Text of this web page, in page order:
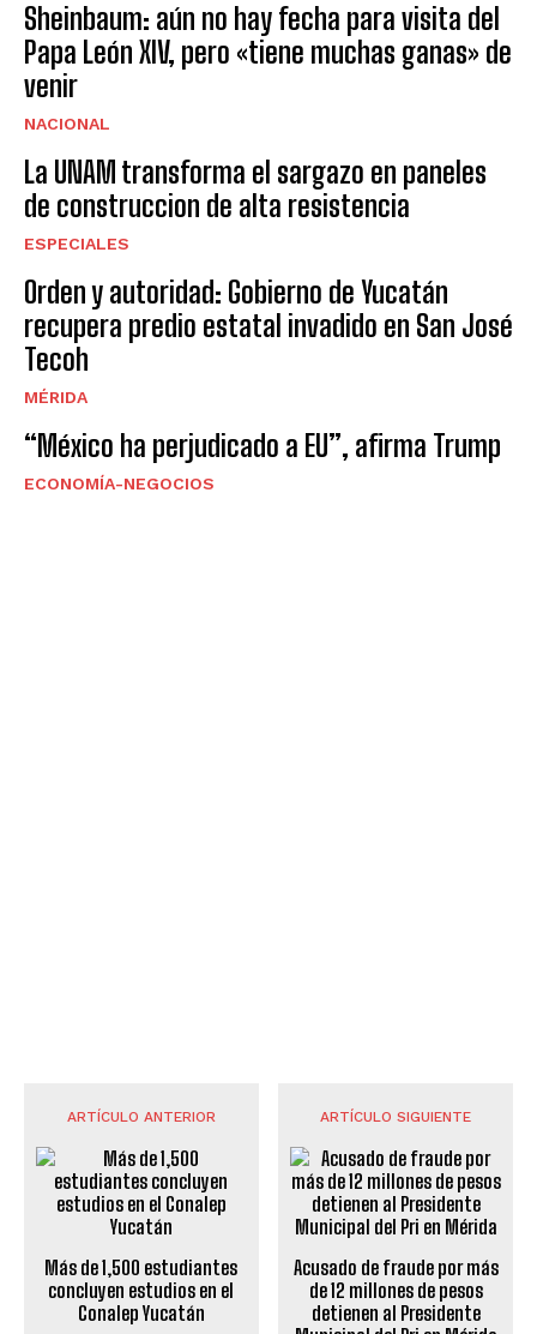
Sheinbaum: aún no hay fecha para visita del
Papa León XIV, pero «tiene muchas ganas» de
venir
NACIONAL
La UNAM transforma el sargazo en paneles
de construccion de alta resistencia
ESPECIALES
Orden y autoridad: Gobierno de Yucatán
recupera predio estatal invadido en San José
Tecoh
MÉRIDA
“México ha perjudicado a EU”, afirma Trump
ECONOMÍA-NEGOCIOS
ARTÍCULO ANTERIOR
Más de 1,500 estudiantes
concluyen estudios en el
Conalep Yucatán
ARTÍCULO SIGUIENTE
Acusado de fraude por más
de 12 millones de pesos
detienen al Presidente